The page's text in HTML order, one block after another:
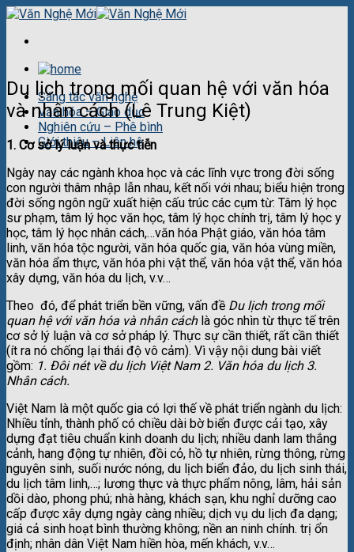
Skip
content
Sáng tác văn nghệ
Văn hóa – Giáo dục
Nghiên cứu – Phê bình
Giới thiệu – Liên hệ
Du lịch trong mối quan hệ với văn hóa
và nhân cách (Lê Trung Kiệt)
1. Cơ sở lý luận và thực tiễn
Ngày nay các ngành khoa học và các lĩnh vực trong đời sống
con người thâm nhập lẫn nhau, kết nối với nhau; biểu hiện trong
đời sống ngôn ngữ xuất hiện cấu trúc các cụm từ: Tâm lý học
sư phạm, tâm lý học văn học, tâm lý học chính trị, tâm lý học y
học, tâm lý học nhân cách,…văn hóa Phật giáo, văn hóa tâm
linh, văn hóa tộc người, văn hóa quốc gia, văn hóa vùng miền,
văn hóa ẩm thực, văn hóa phi vật thể, văn hóa vật thể, văn hóa
xây dựng, văn hóa du lịch, v.v…
Theo đó, để phát triển bền vững, vấn đề Du lịch trong mối
quan hệ với văn hóa và nhân cách là góc nhìn từ thực tế trên
cơ sở lý luận và cơ sở pháp lý. Thực sự cần thiết, rất cần thiết
(ít ra nó chống lại thái độ vô cảm). Vì vậy nội dung bài viết
gồm: 1. Đôi nét về du lịch Việt Nam 2. Văn hóa du lịch 3.
Nhân cách.
Việt Nam là một quốc gia có lợi thế về phát triển ngành du lịch:
Nhiều tỉnh, thành phố có chiều dài bờ biển được cải tạo, xây
dựng đạt tiêu chuẩn kinh doanh du lịch; nhiều danh lam thắng
cảnh, hang động tự nhiên, đồi cỏ, hồ tự nhiên, rừng thông, rừng
nguyên sinh, suối nước nóng, du lịch biển đảo, du lịch sinh thái,
du lịch tâm linh,…; lương thực và thực phẩm nông, lâm, hải sản
dồi dào, phong phú; nhà hàng, khách sạn, khu nghỉ dưỡng cao
cấp được xây dựng ngày càng nhiều; dịch vụ du lịch đa dạng;
giá cả sinh hoạt bình thường không; nền an ninh chính. trị ổn
định; nhân dân Việt Nam hiền hòa, mến khách, v.v…